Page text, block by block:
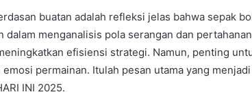
buatan adalah refleksi jelas bahwa sepak
dalam menganalisis pola serangan dan
efisiensi strategi. Namun, penting
permainan. Itulah pesan utama yang
INI 2025.